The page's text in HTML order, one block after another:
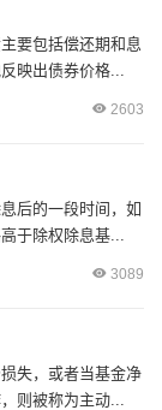
要包括偿还期和息
映出债券价格...
2603
后的一段时间，如
于除权除息基...
3089
失，或者当基金净
则被称为主动...